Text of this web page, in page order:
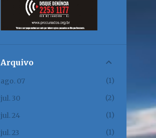
Arquivo
ago. 07
1
jul. 30
2
jul. 24
1
jul. 23
1